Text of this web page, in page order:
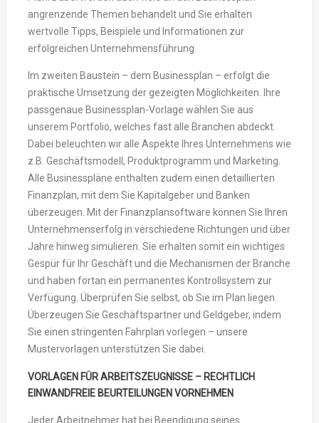
angrenzende Themen behandelt und Sie erhalten
wertvolle Tipps, Beispiele und Informationen zur
erfolgreichen Unternehmensführung.
Im zweiten Baustein – dem Businessplan – erfolgt die
praktische Umsetzung der gezeigten Möglichkeiten. Ihre
passgenaue Businessplan-Vorlage wählen Sie aus
unserem Portfolio, welches fast alle Branchen abdeckt.
Dabei beleuchten wir alle Aspekte Ihres Unternehmens wie
z.B. Geschäftsmodell, Produktprogramm und Marketing.
Alle Businesspläne enthalten zudem einen detaillierten
Finanzplan, mit dem Sie Kapitalgeber und Banken
überzeugen. Mit der Finanzplansoftware können Sie Ihren
Unternehmenserfolg in verschiedene Richtungen und über
Jahre hinweg simulieren. Sie erhalten somit ein wichtiges
Gespür für Ihr Geschäft und die Mechanismen der Branche
und haben fortan ein permanentes Kontrollsystem zur
Verfügung. Überprüfen Sie selbst, ob Sie im Plan liegen.
Überzeugen Sie Geschäftspartner und Geldgeber, indem
Sie einen stringenten Fahrplan vorlegen – unsere
Mustervorlagen unterstützen Sie dabei.
VORLAGEN FÜR ARBEITSZEUGNISSE – RECHTLICH
EINWANDFREIE BEURTEILUNGEN VORNEHMEN
Jeder Arbeitnehmer hat bei Beendigung seines